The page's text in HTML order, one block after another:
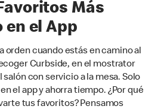
Más
en el App
orden cuando estás en camino al
Curbside, en el mostrator
con servicio a la mesa. Solo
el app y ahorra tiempo. ¿Por qué
tus favoritos? Pensamos